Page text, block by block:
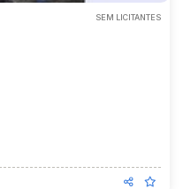
SEM LICITANTES